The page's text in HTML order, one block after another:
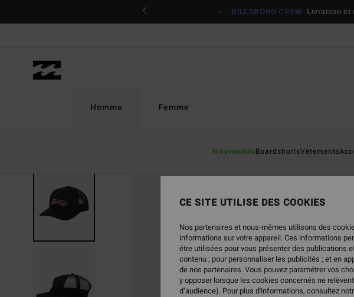
BILLABONG CREW Livraison et
Homme
NouveautésBoardshortsVêtements
Femme
CE SITE UTILISE DES COOKIES
Nos partenaires et nous-mêmes utilisons des
informations sur votre appareil. Ces informations
être utilisées pour vous présenter des publications
contenu ; pour personnaliser les publicités ; et en
de nos partenaires. Vous pouvez paramétrer vos
y opposer lorsque les cookies concernés ne
d’audience). Pour plus d'informations, consultez